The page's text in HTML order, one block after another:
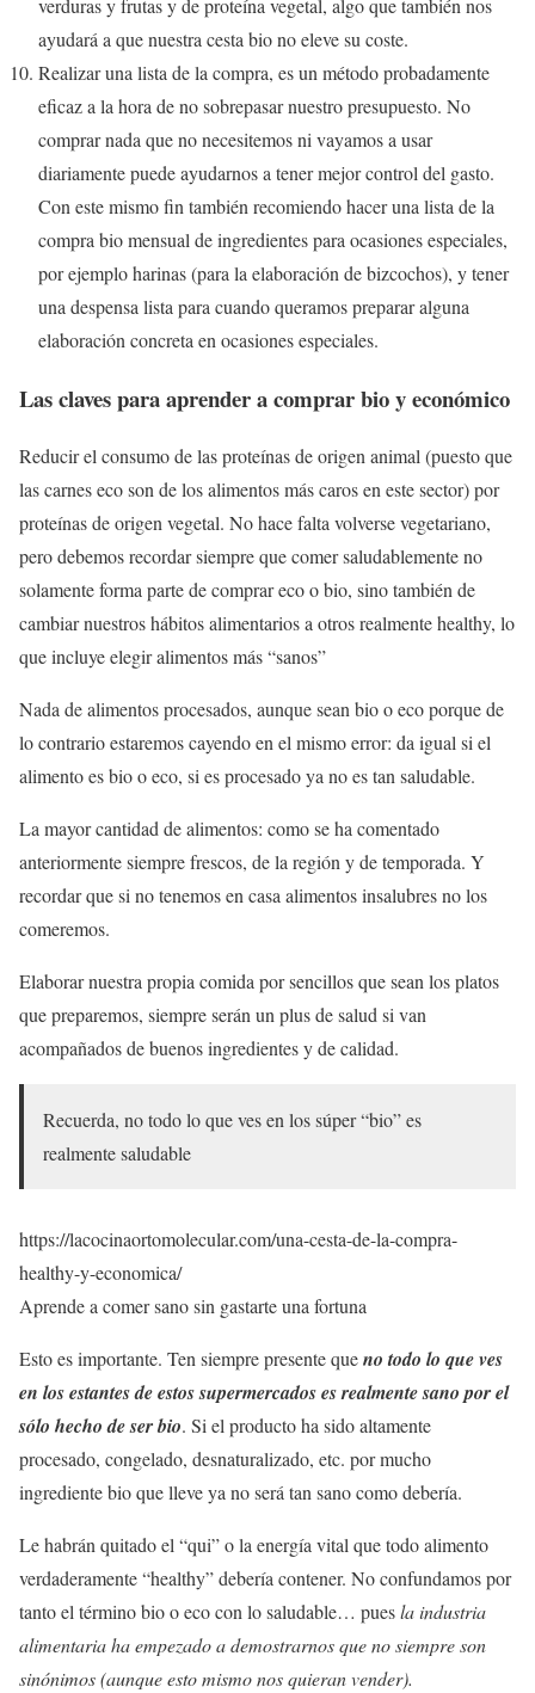
verduras y frutas y de proteína vegetal, algo que también nos
ayudará a que nuestra cesta bio no eleve su coste.
Realizar una lista de la compra, es un método probadamente
eficaz a la hora de no sobrepasar nuestro presupuesto. No
comprar nada que no necesitemos ni vayamos a usar
diariamente puede ayudarnos a tener mejor control del gasto.
Con este mismo fin también recomiendo hacer una lista de la
compra bio mensual de ingredientes para ocasiones especiales,
por ejemplo harinas (para la elaboración de bizcochos), y tener
una despensa lista para cuando queramos preparar alguna
elaboración concreta en ocasiones especiales.
Las claves para aprender a comprar bio y económico
Reducir el consumo de las proteínas de origen animal (puesto que
las carnes eco son de los alimentos más caros en este sector) por
proteínas de origen vegetal. No hace falta volverse vegetariano,
pero debemos recordar siempre que comer saludablemente no
solamente forma parte de comprar eco o bio, sino también de
cambiar nuestros hábitos alimentarios a otros realmente healthy, lo
que incluye elegir alimentos más “sanos”
Nada de alimentos procesados, aunque sean bio o eco porque de
lo contrario estaremos cayendo en el mismo error: da igual si el
alimento es bio o eco, si es procesado ya no es tan saludable.
La mayor cantidad de alimentos: como se ha comentado
anteriormente siempre frescos, de la región y de temporada. Y
recordar que si no tenemos en casa alimentos insalubres no los
comeremos.
Elaborar nuestra propia comida por sencillos que sean los platos
que preparemos, siempre serán un plus de salud si van
acompañados de buenos ingredientes y de calidad.
Recuerda, no todo lo que ves en los súper “bio” es
realmente saludable
https://lacocinaortomolecular.com/una-cesta-de-la-compra-
healthy-y-economica/
Aprende a comer sano sin gastarte una fortuna
Esto es importante. Ten siempre presente queno todo lo que ves
en los estantes de estos supermercados es realmente sano por el
sólo hecho de ser bio. Si el producto ha sido altamente
procesado, congelado, desnaturalizado, etc. por mucho
ingrediente bio que lleve ya no será tan sano como debería.
Le habrán quitado el “qui” o la energía vital que todo alimento
verdaderamente “healthy” debería contener. No confundamos por
tanto el término bio o eco con lo saludable… puesla industria
alimentaria ha empezado a demostrarnos que no siempre son
sinónimos (aunque esto mismo nos quieran vender).